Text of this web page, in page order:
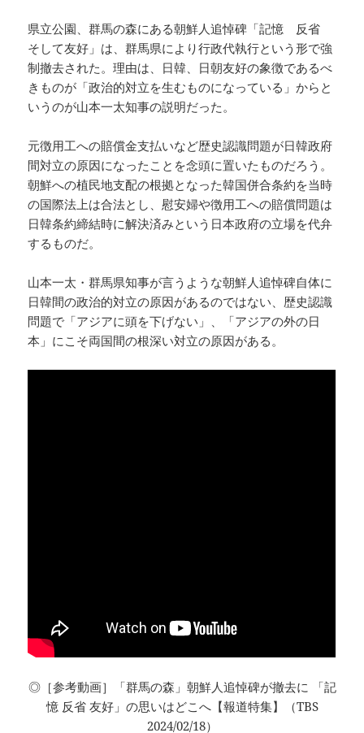
県立公園、群馬の森にある朝鮮人追悼碑「記憶 反省
そして友好」は、群馬県により行政代執行という形で強
制撤去された。理由は、日韓、日朝友好の象徴であるべ
きものが「政治的対立を生むものになっている」からと
いうのが山本一太知事の説明だった。
元徴用工への賠償金支払いなど歴史認識問題が日韓政府
間対立の原因になったことを念頭に置いたものだろう。
朝鮮への植民地支配の根拠となった韓国併合条約を当時
の国際法上は合法とし、慰安婦や徴用工への賠償問題は
日韓条約締結時に解決済みという日本政府の立場を代弁
するものだ。
山本一太・群馬県知事が言うような朝鮮人追悼碑自体に
日韓間の政治的対立の原因があるのではない、歴史認識
問題で「アジアに頭を下げない」、「アジアの外の日
本」にこそ両国間の根深い対立の原因がある。
◎［参考動画］「群馬の森」朝鮮人追悼碑が撤去に 「記
憶 反省 友好」の思いはどこへ【報道特集】（TBS
2024/02/18）